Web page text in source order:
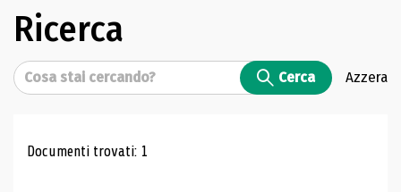
Ricerca
Cerca Cerca Azzera
Risultati di ricerca
Documenti trovati: 1